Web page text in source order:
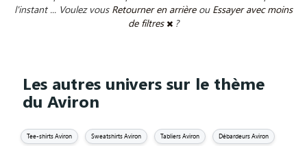
l'instant ... Voulez vous Retourner en arrière ou Essayer avec moins
de filtres
?
Les autres univers sur le thème
du Aviron
Tee-shirts Aviron Sweatshirts Aviron Tabliers Aviron Débardeurs Aviron